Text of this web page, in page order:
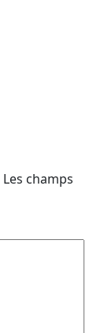
Les champs